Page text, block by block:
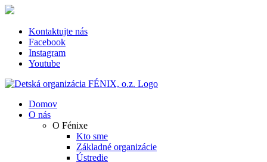
Skip
contentKontaktujte nás
Facebook
Instagram
Youtube
Domov
O nás
O Fénixe
Kto sme
Základné organizácie
Ústredie